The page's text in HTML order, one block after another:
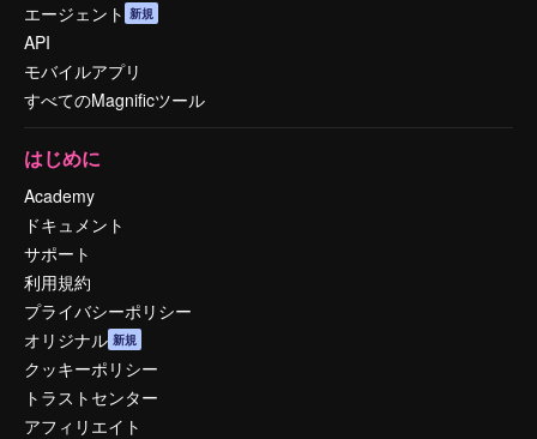
エージェント 新規
API
モバイルアプリ
すべてのMagnificツール
はじめに
Academy
ドキュメント
サポート
利用規約
プライバシーポリシー
オリジナル 新規
クッキーポリシー
トラストセンター
アフィリエイト